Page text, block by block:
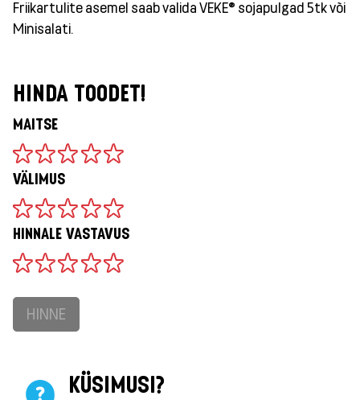
Friikartulite asemel saab valida VEKE® sojapulgad 5tk või
Minisalati.
HINDA TOODET!
MAITSE
VÄLIMUS
HINNALE VASTAVUS
HINNE
KÜSIMUSI?